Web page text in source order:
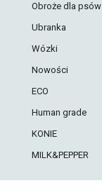
Obroże dla psów
Ubranka
Wózki
Nowości
ECO
Human grade
KONIE
MILK&PEPPER